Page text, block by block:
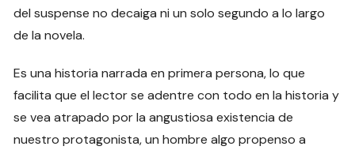
del suspense no decaiga ni un solo segundo a lo largo
de la novela.
Es una historia narrada en primera persona, lo que
facilita que el lector se adentre con todo en la historia y
se vea atrapado por la angustiosa existencia de
nuestro protagonista, un hombre algo propenso a